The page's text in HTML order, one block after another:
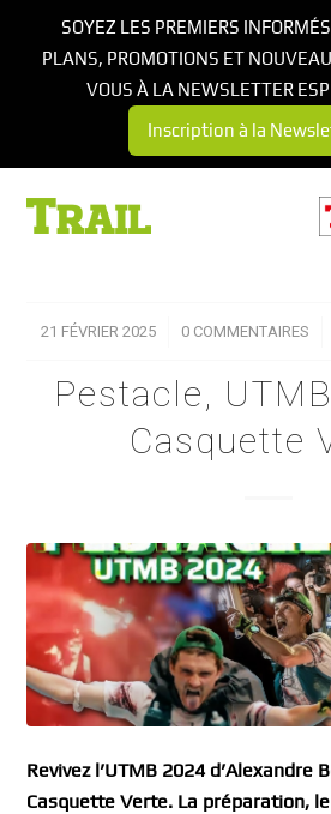
21 FÉVRIER 2025
/ 0 COMMENTAIRES
/
Pestacle,
Casquette
Revivez l’UTMB 2024 d’Alexandre
Casquette Verte. La préparation,
SOYEZ LES PREMIERS
PLANS, PROMOTIONS ET
VOUS À LA NEWSLETTER
Inscription à la